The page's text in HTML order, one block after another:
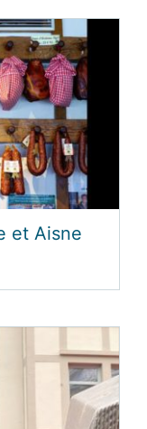
et Aisne